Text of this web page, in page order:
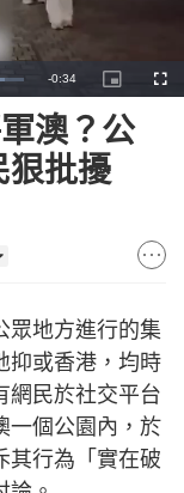
Remaining
Time
-0:34
Picture-
in-
澳？公
狠批擾
眾地方進行的集
抑或香港，均時
網民於社交平台
一個公園內，於
其行為「實在破